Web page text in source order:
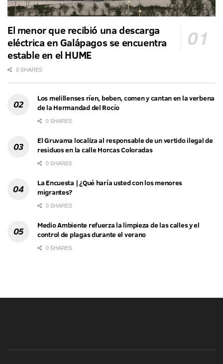
El menor que recibió una descarga
eléctrica en Galápagos se encuentra
estable en el HUME
0 SHARES
Los melillenses ríen, beben, comen y cantan en la verbena
de la Hermandad del Rocío
0 SHARES
El Gruvama localiza al responsable de un vertido ilegal de
residuos en la calle Horcas Coloradas
0 SHARES
La Encuesta | ¿Qué haría usted con los menores
migrantes?
0 SHARES
Medio Ambiente refuerza la limpieza de las calles y el
control de plagas durante el verano
0 SHARES